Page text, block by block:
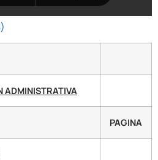
ADMINISTRATIVA
PAGINA